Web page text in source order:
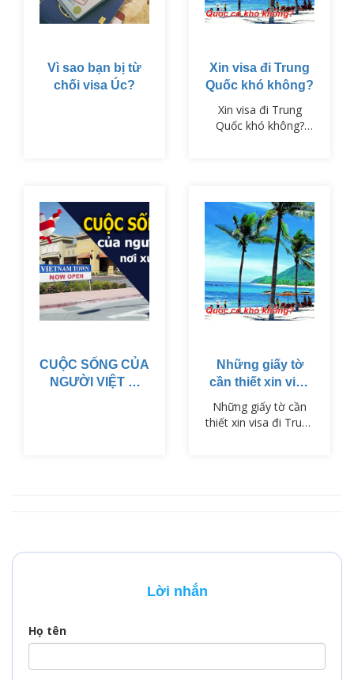
Vì sao bạn bị từ
chối visa Úc?
Xin visa đi Trung
Quốc khó không?
Xin visa đi Trung
Quốc khó không?
để chúng tôi tư vấn
và hỗ trợ bạn. Còn lại
cứ để visaPM làm
cho bạn
CUỘC SỐNG CỦA
NGƯỜI VIỆT Ở
Những giấy tờ
cần thiết xin visa
đi Trung Quốc
Những giấy tờ cần
thiết xin visa đi Trung
bạn
Lời nhắn
Họ tên